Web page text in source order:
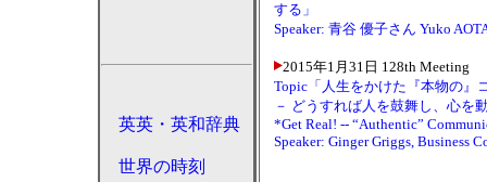
英英・英和辞典
世界の時刻
する」
Speaker: 青谷 優子さん Yuko
2015年1月31日 128th Meeting
Topic「人生をかけた『本物の』
－ どうすれば人を鼓舞し、心を
*Get Real! -- “Authentic”
Speaker: Ginger Griggs, Business